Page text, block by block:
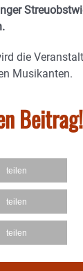
die
Musikanten.
Beitrag!
teilen
teilen
teilen